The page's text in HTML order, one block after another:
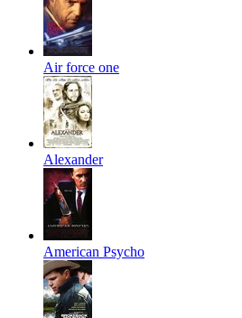
Air force one
Alexander
American Psycho